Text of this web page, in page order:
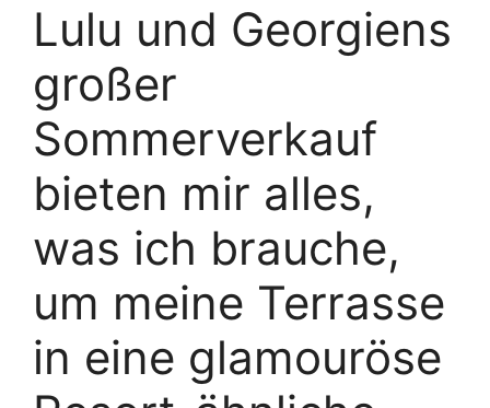
Lulu und Georgiens
großer
Sommerverkauf
bieten mir alles,
was ich brauche,
um meine Terrasse
in eine glamouröse